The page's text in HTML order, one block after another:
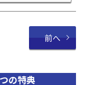
の特典
前へ